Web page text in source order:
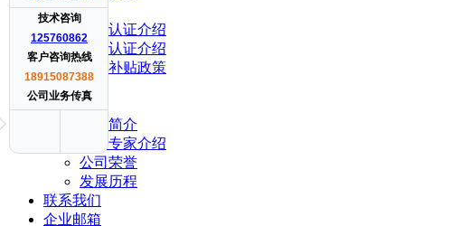
认证项目
产品认证介绍
体系认证介绍
各地补贴政策
案例展示
关于我们
公司简介
辅导专家介绍
公司荣誉
发展历程
联系我们
企业邮箱
技术咨询
125760862
客户咨询热线
18915087388
公司业务传真